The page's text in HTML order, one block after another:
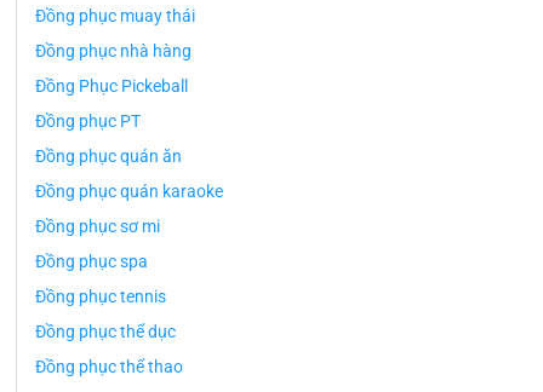
Đồng phục muay thái
Đồng phục nhà hàng
Đồng Phục Pickeball
Đồng phục PT
Đồng phục quán ăn
Đồng phục quán karaoke
Đồng phục sơ mi
Đồng phục spa
Đồng phục tennis
Đồng phục thể dục
Đồng phục thể thao